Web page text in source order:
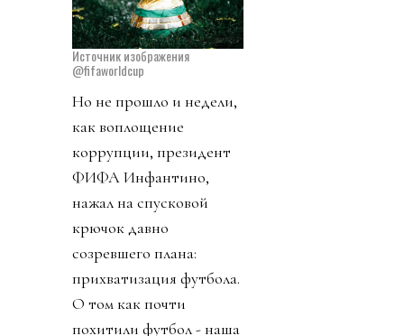
Источник изображения
@fifaworldcup
Но не прошло и недели,
как воплощение
коррупции, президент
ФИФА Инфантино,
нажал на спусковой
крючок давно
созревшего плана:
прихватизация футбола.
О том как почти
похитили футбол - наша